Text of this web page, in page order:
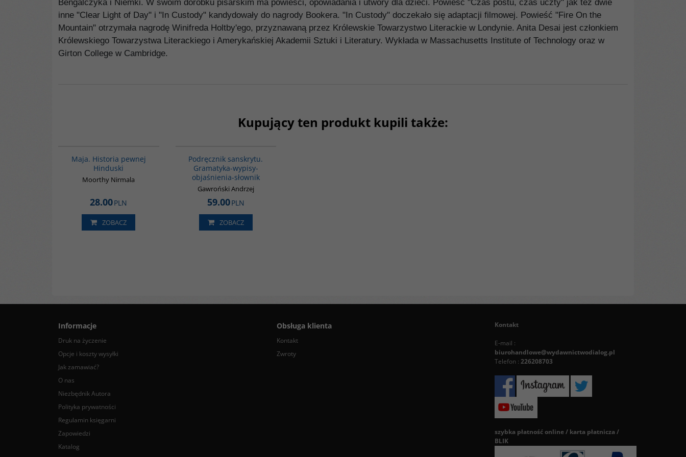
Bengalczyka i Niemki. W swoim dorobku pisarskim ma powieści, opowiadania i utwory dla dzieci. Powieść "Czas postu, czas uczty" jak też dwie
inne "Clear Light of Day" i "In Custody" kandydowały do nagrody Bookera. "In Custody" doczekało się adaptacji filmowej. Powieść "Fire On the
Mountain" otrzymała nagrodę Winifreda Holtby'ego, przyznawaną przez Królewskie Towarzystwo Literackie w Londynie. Anita Desai jest członkiem
Królewskiego Towarzystwa Literackiego i Amerykańskiej Akademii Sztuki i Literatury. Wykłada w Massachusetts Institute of Technology oraz w
Girton College w Cambridge.
Kupujący ten produkt kupili także:
Maja. Historia pewnej
Hinduski
Moorthy Nirmala
28.00PLN
ZOBACZ
Podręcznik sanskrytu.
Gramatyka-wypisy-
objaśnienia-słownik
Gawroński Andrzej
59.00PLN
ZOBACZ
Informacje
Druk na życzenie
Opcje i koszty wysyłki
Jak zamawiać?
O nas
Niezbędnik Autora
Polityka prywatności
Regulamin księgarni
Zapowiedzi
Katalog
Obsługa klienta
Kontakt
Zwroty
Kontakt
E-mail :
biurohandlowe@wydawnictwodialog.pl
Telefon : 226208703
szybka płatność online / karta płatnicza /
BLIK